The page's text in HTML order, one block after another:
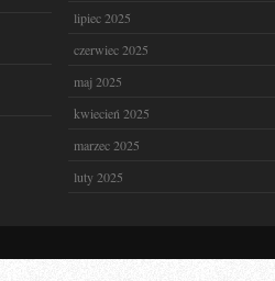
lipiec 2025
czerwiec 2025
maj 2025
kwiecień 2025
marzec 2025
luty 2025